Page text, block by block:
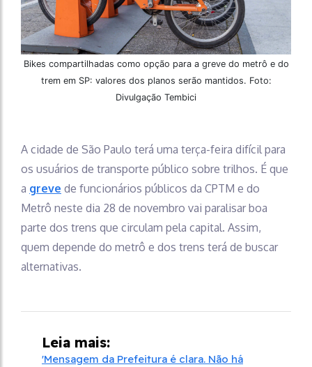
Bikes compartilhadas como opção para a greve do metrô e do
trem em SP: valores dos planos serão mantidos. Foto:
Divulgação Tembici
A cidade de São Paulo terá uma terça-feira difícil para
os usuários de transporte público sobre trilhos. É que
a greve de funcionários públicos da CPTM e do
Metrô neste dia 28 de novembro vai paralisar boa
parte dos trens que circulam pela capital. Assim,
quem depende do metrô e dos trens terá de buscar
alternativas.
Leia mais:
'Mensagem da Prefeitura é clara. Não há